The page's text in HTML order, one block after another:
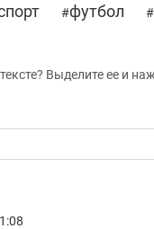
#футбол #
Выделите ее и